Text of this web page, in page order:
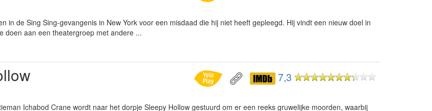
in de Sing Sing-gevangenis in New York voor een misdaad die hij niet heeft gepleegd. Hij vindt een nieuw doel in
doen aan een theatergroep met andere ...
7,3
Ichabod Crane wordt naar het dorpje Sleepy Hollow gestuurd om er een reeks gruwelijke moorden, waarbij